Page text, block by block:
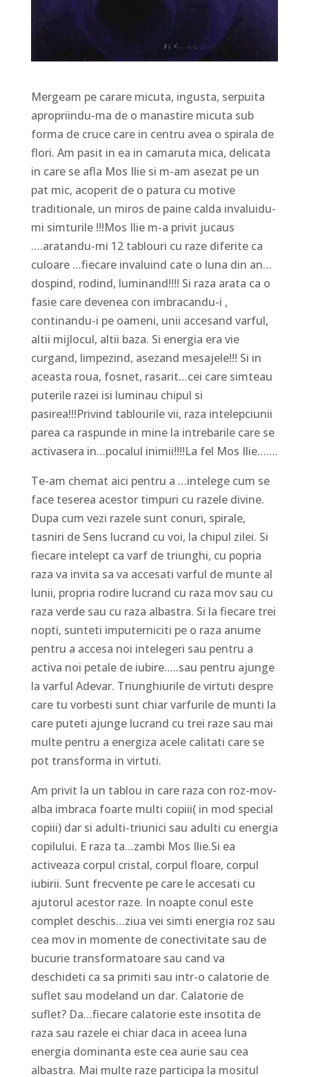
Mergeam pe carare micuta, ingusta, serpuita
apropriindu-ma de o manastire micuta sub
forma de cruce care in centru avea o spirala de
flori. Am pasit in ea in camaruta mica, delicata
in care se afla Mos Ilie si m-am asezat pe un
pat mic, acoperit de o patura cu motive
traditionale, un miros de paine calda invaluidu-
mi simturile !!!Mos Ilie m-a privit jucaus
….aratandu-mi 12 tablouri cu raze diferite ca
culoare …fiecare invaluind cate o luna din an…
dospind, rodind, luminand!!!! Si raza arata ca o
fasie care devenea con imbracandu-i ,
continandu-i pe oameni, unii accesand varful,
altii mijlocul, altii baza. Si energia era vie
curgand, limpezind, asezand mesajele!!! Si in
aceasta roua, fosnet, rasarit…cei care simteau
puterile razei isi luminau chipul si
pasirea!!!Privind tablourile vii, raza intelepciunii
parea ca raspunde in mine la intrebarile care se
activasera in…pocalul inimii!!!!La fel Mos Ilie…….
Te-am chemat aici pentru a …intelege cum se
face teserea acestor timpuri cu razele divine.
Dupa cum vezi razele sunt conuri, spirale,
tasniri de Sens lucrand cu voi, la chipul zilei. Si
fiecare intelept ca varf de triunghi, cu popria
raza va invita sa va accesati varful de munte al
lunii, propria rodire lucrand cu raza mov sau cu
raza verde sau cu raza albastra. Si la fiecare trei
nopti, sunteti imputerniciti pe o raza anume
pentru a accesa noi intelegeri sau pentru a
activa noi petale de iubire…..sau pentru ajunge
la varful Adevar. Triunghiurile de virtuti despre
care tu vorbesti sunt chiar varfurile de munti la
care puteti ajunge lucrand cu trei raze sau mai
multe pentru a energiza acele calitati care se
pot transforma in virtuti.
Am privit la un tablou in care raza con roz-mov-
alba imbraca foarte multi copiii( in mod special
copiii) dar si adulti-triunici sau adulti cu energia
copilului. E raza ta…zambi Mos Ilie.Si ea
activeaza corpul cristal, corpul floare, corpul
iubirii. Sunt frecvente pe care le accesati cu
ajutorul acestor raze. In noapte conul este
complet deschis…ziua vei simti energia roz sau
cea mov in momente de conectivitate sau de
bucurie transformatoare sau cand va
deschideti ca sa primiti sau intr-o calatorie de
suflet sau modeland un dar. Calatorie de
suflet? Da…fiecare calatorie este insotita de
raza sau razele ei chiar daca in aceea luna
energia dominanta este cea aurie sau cea
albastra. Mai multe raze participa la mositul